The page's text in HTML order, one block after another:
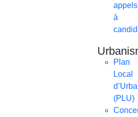
appels
à
Plan
Local
(PLU)